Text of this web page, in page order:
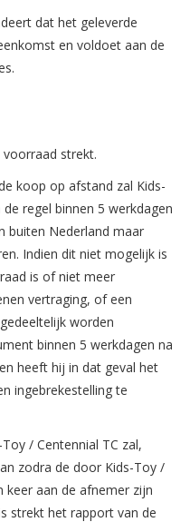
dat het geleverde
en voldoet aan de
voorraad strekt.
koop op afstand zal Kids-
regel binnen 5 werkdagen
buiten Nederland maar
Indien dit niet mogelijk is
is of niet meer
vertraging, of een
worden
binnen 5 werkdagen na
heeft hij in dat geval het
ingebrekestelling te
/ Centennial TC zal,
zodra de door Kids-Toy /
keer aan de afnemer zijn
strekt het rapport van de